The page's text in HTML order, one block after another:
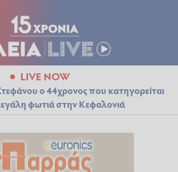
LIVE NOW
ο 44χρονος που κατηγορείται
φωτιά στην Κεφαλονιά